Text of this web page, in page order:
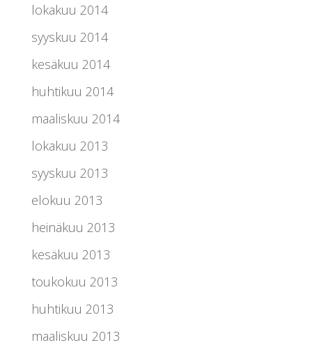
lokakuu 2014
syyskuu 2014
kesäkuu 2014
huhtikuu 2014
maaliskuu 2014
lokakuu 2013
syyskuu 2013
elokuu 2013
heinäkuu 2013
kesäkuu 2013
toukokuu 2013
huhtikuu 2013
maaliskuu 2013